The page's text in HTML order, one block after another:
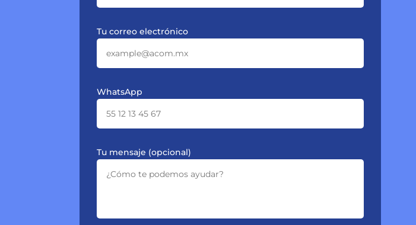
Tu correo electrónico
WhatsApp
Tu mensaje (opcional)